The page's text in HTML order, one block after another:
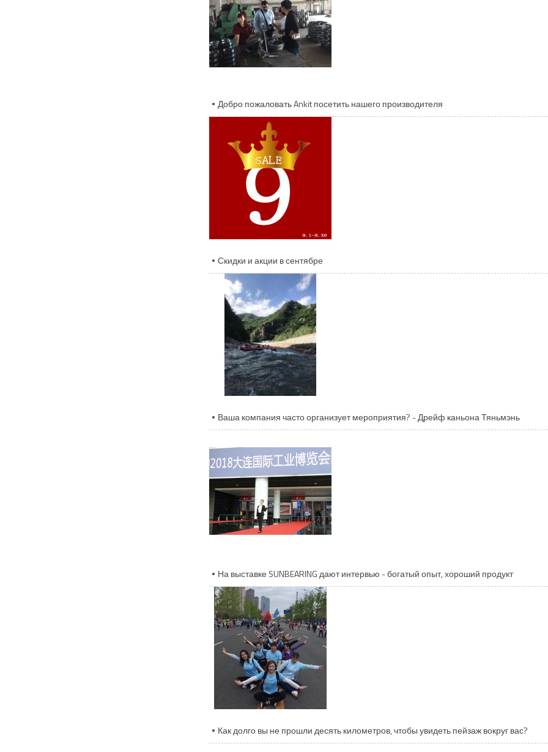
Добро пожаловать Ankit посетить нашего производителя
Скидки и акции в сентябре
Ваша компания часто организует мероприятия? - Дрейф каньона Тяньмэнь
На выставке SUNBEARING дают интервью - богатый опыт, хороший продукт
Как долго вы не прошли десять километров, чтобы увидеть пейзаж вокруг вас?